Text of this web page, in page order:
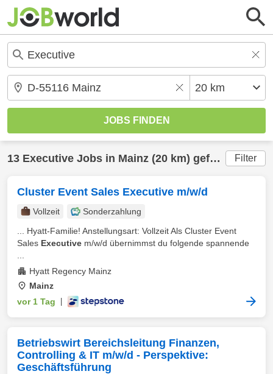
13 Executive Jobs in Mainz (20 km) gefunden Filter
Cluster Event Sales Executive m/w/d
Vollzeit
Sonderzahlung
... Hyatt-Familie! Anstellungsart: Vollzeit Als Cluster Event
Sales Executive m/w/d übernimmst du folgende spannende
Hyatt Regency Mainz
Mainz
vor 1 Tag
Betriebswirt Bereichsleitung Finanzen,
Controlling & IT m/w/d - Perspektive:
Geschäftsführung